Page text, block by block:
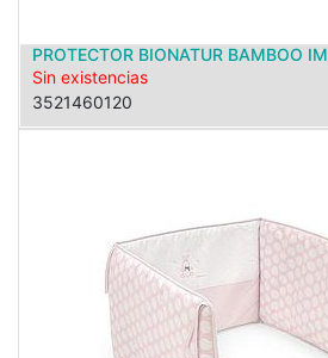
PROTECTOR BIONATUR BAMBOO
Sin existencias
3521460120